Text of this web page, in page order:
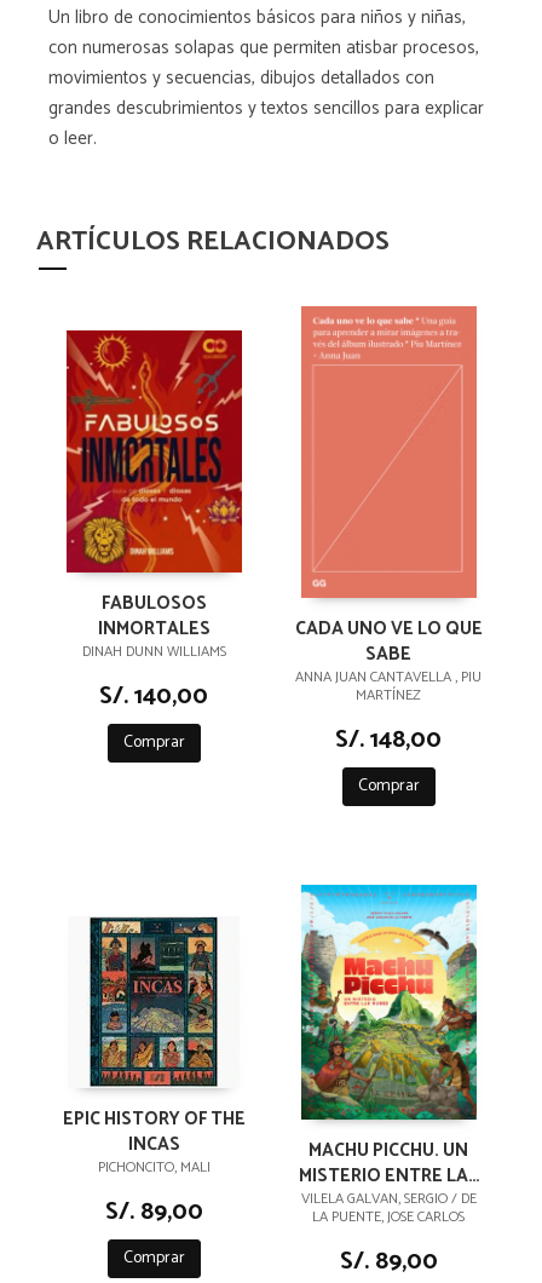
Un libro de conocimientos básicos para niños y niñas,
con numerosas solapas que permiten atisbar procesos,
movimientos y secuencias, dibujos detallados con
grandes descubrimientos y textos sencillos para explicar
o leer.
ARTÍCULOS RELACIONADOS
FABULOSOS
INMORTALES
DINAH DUNN WILLIAMS
S/. 140,00
Comprar
CADA UNO VE LO QUE
SABE
ANNA JUAN CANTAVELLA , PIU
MARTÍNEZ
S/. 148,00
Comprar
EPIC HISTORY OF THE
INCAS
PICHONCITO, MALI
S/. 89,00
Comprar
MACHU PICCHU. UN
MISTERIO ENTRE LAS
NUBES
VILELA GALVAN, SERGIO / DE
LA PUENTE, JOSE CARLOS
S/. 89,00